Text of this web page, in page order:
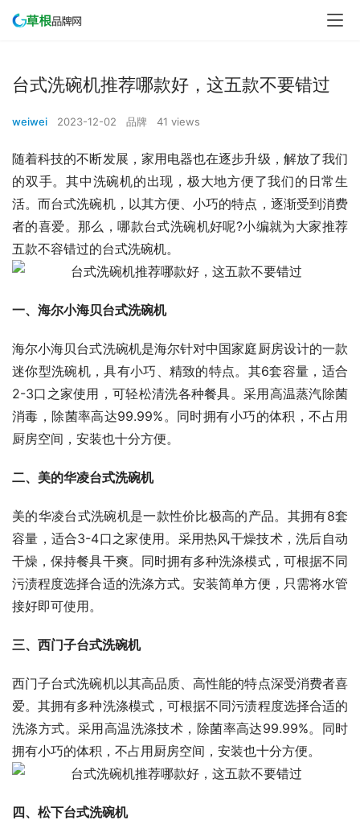
台式洗碗机推荐哪款好，这五款不要错过
weiwei 2023-12-02 品牌 41 views
随着科技的不断发展，家用电器也在逐步升级，解放了我们
的双手。其中洗碗机的出现，极大地方便了我们的日常生
活。而台式洗碗机，以其方便、小巧的特点，逐渐受到消费
者的喜爱。那么，哪款台式洗碗机好呢?小编就为大家推荐
五款不容错过的台式洗碗机。
一、海尔小海贝台式洗碗机
海尔小海贝台式洗碗机是海尔针对中国家庭厨房设计的一款
迷你型洗碗机，具有小巧、精致的特点。其6套容量，适合
2-3口之家使用，可轻松清洗各种餐具。采用高温蒸汽除菌
消毒，除菌率高达99.99%。同时拥有小巧的体积，不占用
厨房空间，安装也十分方便。
二、美的华凌台式洗碗机
美的华凌台式洗碗机是一款性价比极高的产品。其拥有8套
容量，适合3-4口之家使用。采用热风干燥技术，洗后自动
干燥，保持餐具干爽。同时拥有多种洗涤模式，可根据不同
污渍程度选择合适的洗涤方式。安装简单方便，只需将水管
接好即可使用。
三、西门子台式洗碗机
西门子台式洗碗机以其高品质、高性能的特点深受消费者喜
爱。其拥有多种洗涤模式，可根据不同污渍程度选择合适的
洗涤方式。采用高温洗涤技术，除菌率高达99.99%。同时
拥有小巧的体积，不占用厨房空间，安装也十分方便。
四、松下台式洗碗机